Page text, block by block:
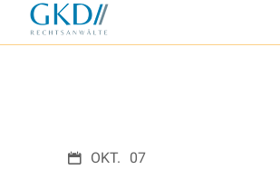
OKT. 07